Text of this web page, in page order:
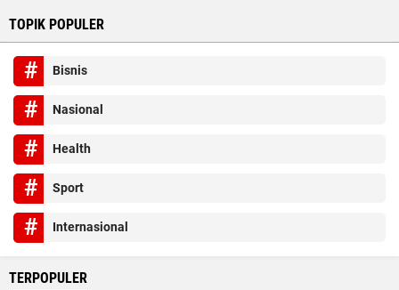
TOPIK POPULER
Bisnis
Nasional
Health
Sport
Internasional
TERPOPULER